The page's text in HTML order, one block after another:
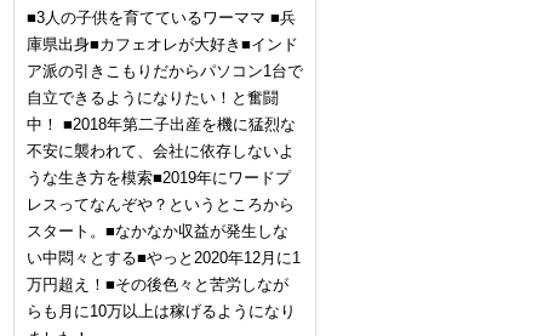
■3人の子供を育てているワーママ ■兵
庫県出身■カフェオレが大好き■インド
ア派の引きこもりだからパソコン1台で
自立できるようになりたい！と奮闘
中！ ■2018年第二子出産を機に猛烈な
不安に襲われて、会社に依存しないよ
うな生き方を模索■2019年にワードプ
レスってなんぞや？というところから
スタート。■なかなか収益が発生しな
い中悶々とする■やっと2020年12月に1
万円超え！■その後色々と苦労しなが
らも月に10万以上は稼げるようになり